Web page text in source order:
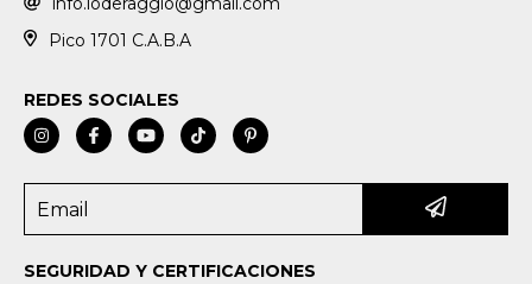
Pico 1701 C.A.B.A
REDES SOCIALES
SEGURIDAD Y CERTIFICACIONES